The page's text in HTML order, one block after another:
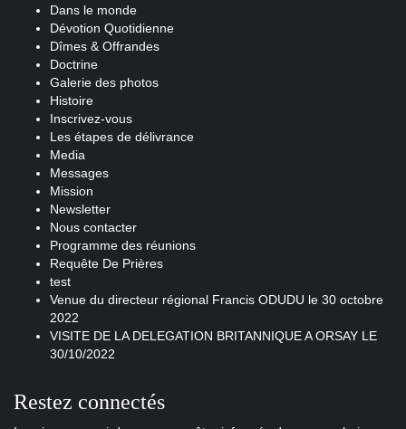
Dans le monde
Dévotion Quotidienne
Dîmes & Offrandes
Doctrine
Galerie des photos
Histoire
Inscrivez-vous
Les étapes de délivrance
Media
Messages
Mission
Newsletter
Nous contacter
Programme des réunions
Requête De Prières
test
Venue du directeur régional Francis ODUDU le 30 octobre
2022
VISITE DE LA DELEGATION BRITANNIQUE A ORSAY LE
30/10/2022
Restez connectés